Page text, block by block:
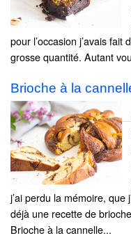
pour l’occasion j’avais
grosse quantité. Autant
Brioche à la
j’ai perdu la mémoire, que
déjà une recette de
Brioche à la cannelle...